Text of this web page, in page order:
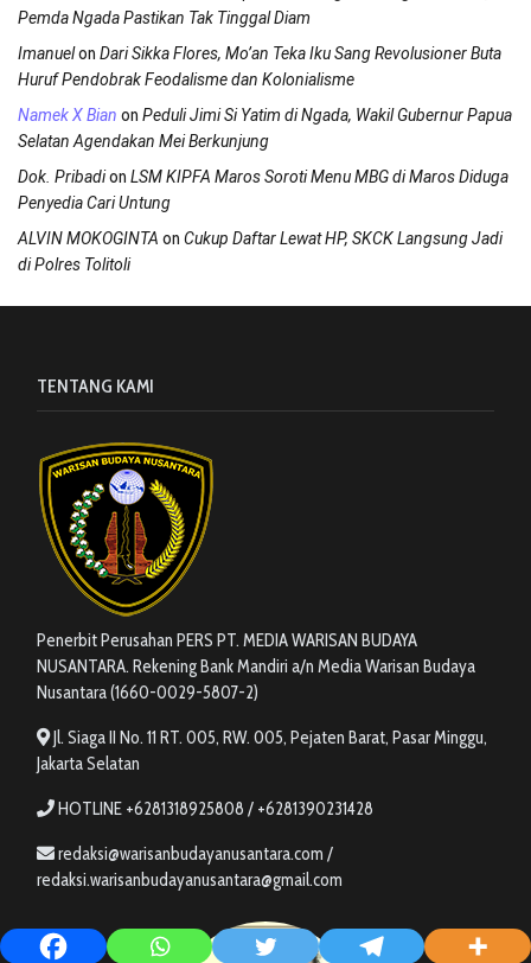
Pemda Ngada Pastikan Tak Tinggal Diam
Imanuelon Dari Sikka Flores, Mo’an Teka Iku Sang Revolusioner Buta
Huruf Pendobrak Feodalisme dan Kolonialisme
Namek X Bian on Peduli Jimi Si Yatim di Ngada, Wakil Gubernur Papua
Selatan Agendakan Mei Berkunjung
Dok. Pribadion LSM KIPFA Maros Soroti Menu MBG di Maros Diduga
Penyedia Cari Untung
ALVIN MOKOGINTA on Cukup Daftar Lewat HP, SKCK Langsung Jadi
di Polres Tolitoli
TENTANG KAMI
Penerbit Perusahan PERS PT. MEDIA WARISAN BUDAYA
NUSANTARA. Rekening Bank Mandiri a/n Media Warisan Budaya
Nusantara (1660-0029-5807-2)
Jl. Siaga II No. 11 RT. 005, RW. 005, Pejaten Barat, Pasar Minggu,
Jakarta Selatan
HOTLINE +6281318925808 / +6281390231428
redaksi@warisanbudayanusantara.com /
redaksi.warisanbudayanusantara@gmail.com